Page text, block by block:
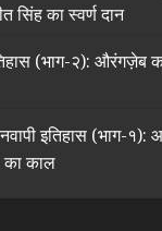
सिंह का स्वर्ण दान
(भाग-२): औरंगज़ेब
इतिहास (भाग-१):
का काल